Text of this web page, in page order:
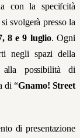
con la specifcità
svolgerà presso la
8 e 9 luglio. Ogni
negli spazi della
alla possibilità di
di “Gnamo! Street
di presentazione